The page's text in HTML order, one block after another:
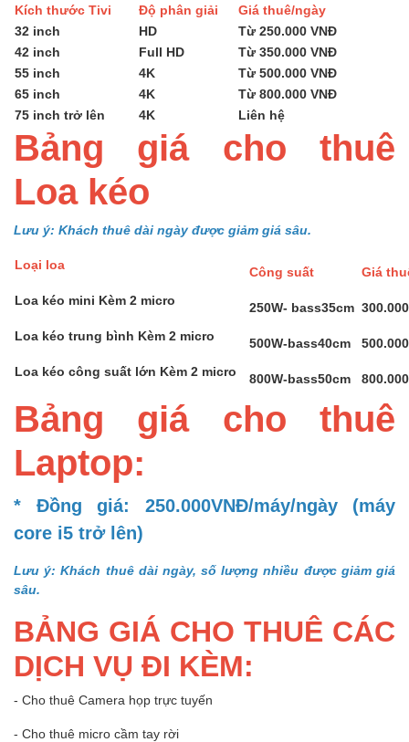
Kích thước Tivi Độ phân giải
Giá thuê/ngày
32 inch
HD
Từ 250.000 VNĐ
42 inch
Full HD
Từ 350.000 VNĐ
55 inch
4K
Từ 500.000 VNĐ
65 inch
4K
Từ 800.000 VNĐ
75 inch trở lên
4K Liên hệ
Bảng giá cho thuê
Loa kéo
Lưu ý: Khách thuê dài ngày được giảm giá sâu.
Loại loa Công suất
Giá
Loa kéo mini Kèm 2 micro
250W- bass35cm
Loa kéo trung bình Kèm 2 micro
500W-bass40cm
Loa kéo công suất lớn Kèm 2 micro
800W-bass50cm
Bảng giá cho thuê
Laptop:
* Đồng giá: 250.000VNĐ/máy/ngày (máy
core i5 trở lên)
Lưu ý: Khách thuê dài ngày, số lượng nhiều được giảm giá
sâu.
BẢNG GIÁ CHO THUÊ CÁC
DỊCH VỤ ĐI KÈM:
- Cho thuê Camera họp trực tuyến
- Cho thuê micro cầm tay rời